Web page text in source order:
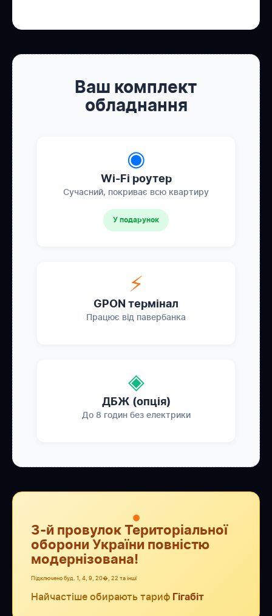
Ваш комплект
обладнання
◉
Wi-Fi роутер
Сучасний, покриває всю квартиру
У подарунок
⚡
GPON термінал
Працює від павербанка
◈
ДБЖ (опція)
До 8 годин без електрики
●
3-й провулок Територіальної
оборони України повністю
модернізована!
Підключено буд. 1, 4, 9, 20�, 22 та інші
Найчастіше обирають тариф Гігабіт